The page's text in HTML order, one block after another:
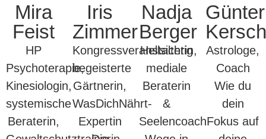
Mira
Feist
HP
Psychoterapie,
Kinesiologin,
systemische
Beraterin,
Iris
Zimmer
Kongressveranstalterin,
begeisterte
Gärtnerin,
WasDichNährt-
Expertin
Nadja
Berger
Hellsichtig
mediale
Beraterin
&
Seelencoach
Günter
Astrologe,
Coach
Wie du
dein
Fokus auf